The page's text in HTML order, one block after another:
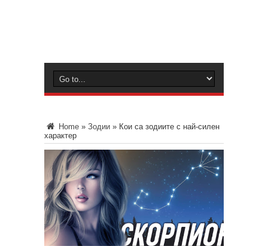
Home » Зодии » Кои са зодиите с най-силен
характер